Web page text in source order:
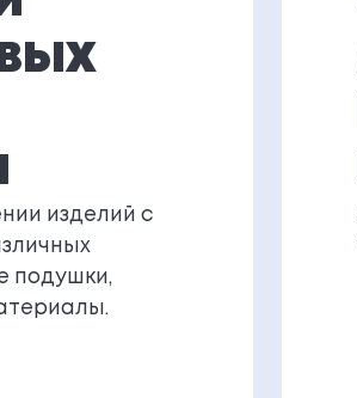
изделий с
подушки,